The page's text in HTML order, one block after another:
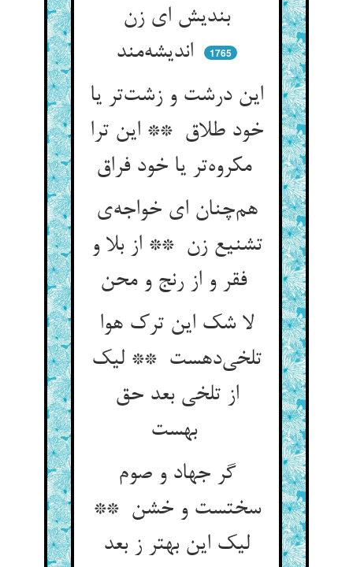
بندیش ای زن
1765
این درشت و زشت‌تر یا
خود طلاق ** این ترا
مکروه‌تر یا خود فراق
هم‌چنان ای خواجه‌ی
تشنیع زن ** از بلا و
فقر و از رنج و محن
لا شک این ترک هوا
تلخی‌دهست ** لیک
از تلخی بعد حق
بهست
گر جهاد و صوم
سختست و خشن **
لیک این بهتر ز بعد